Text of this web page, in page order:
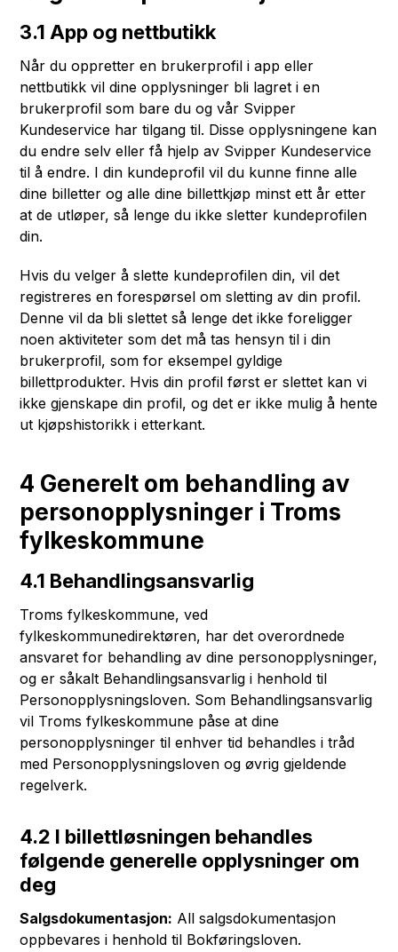
3.1 App og nettbutikk
Når du oppretter en brukerprofil i app eller
nettbutikk vil dine opplysninger bli lagret i en
brukerprofil som bare du og vår Svipper
Kundeservice har tilgang til. Disse opplysningene kan
du endre selv eller få hjelp av Svipper Kundeservice
til å endre. I din kundeprofil vil du kunne finne alle
dine billetter og alle dine billettkjøp minst ett år etter
at de utløper, så lenge du ikke sletter kundeprofilen
din.
Hvis du velger å slette kundeprofilen din, vil det
registreres en forespørsel om sletting av din profil.
Denne vil da bli slettet så lenge det ikke foreligger
noen aktiviteter som det må tas hensyn til i din
brukerprofil, som for eksempel gyldige
billettprodukter. Hvis din profil først er slettet kan vi
ikke gjenskape din profil, og det er ikke mulig å hente
ut kjøpshistorikk i etterkant.
4 Generelt om behandling av
personopplysninger i Troms
fylkeskommune
4.1 Behandlingsansvarlig
Troms fylkeskommune, ved
fylkeskommunedirektøren, har det overordnede
ansvaret for behandling av dine personopplysninger,
og er såkalt Behandlingsansvarlig i henhold til
Personopplysningsloven. Som Behandlingsansvarlig
vil Troms fylkeskommune påse at dine
personopplysninger til enhver tid behandles i tråd
med Personopplysningsloven og øvrig gjeldende
regelverk.
4.2 I billettløsningen behandles
følgende generelle opplysninger om
deg
Salgsdokumentasjon: All salgsdokumentasjon
oppbevares i henhold til Bokføringsloven.